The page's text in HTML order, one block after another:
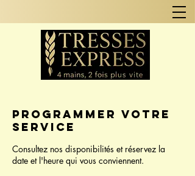
Programmer votre
service
Consultez nos disponibilités et réservez la
date et l'heure qui vous conviennent.